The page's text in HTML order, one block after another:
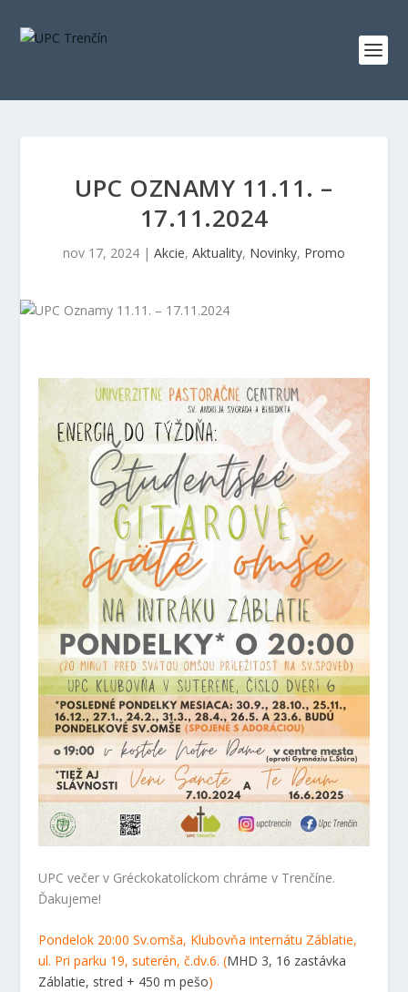
UPC OZNAMY 11.11. –
17.11.2024
nov 17, 2024 | Akcie, Aktuality, Novinky, Promo
UPC večer v Gréckokatolíckom chráme v Trenčíne.
Ďakujeme!
Pondelok 20:00 Sv.omša, Klubovňa internátu Záblatie,
ul. Pri parku 19, suterén, č.dv.6. (MHD 3, 16 zastávka
Záblatie, stred + 450 m pešo)